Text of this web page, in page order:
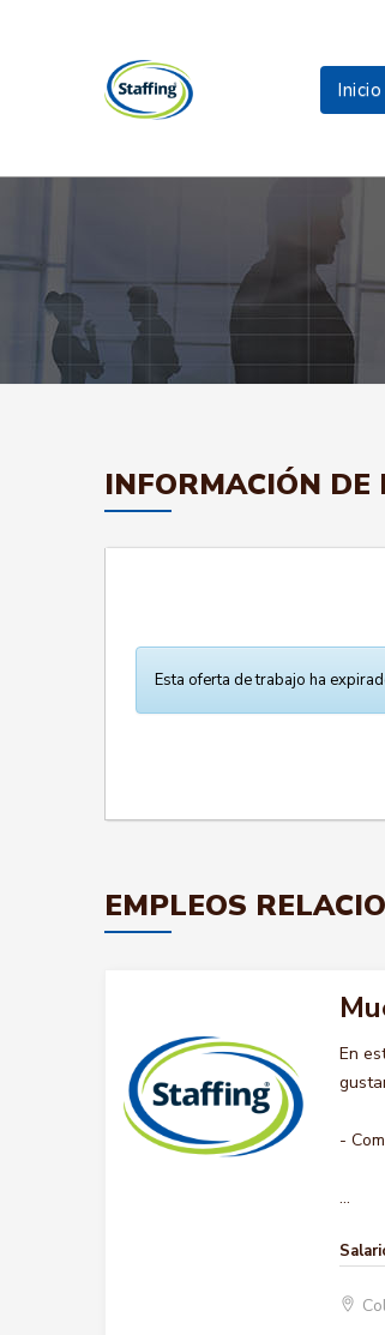
Inicio
INFORMACIÓN DE
Esta oferta de trabajo ha
EMPLEOS
En
-
...